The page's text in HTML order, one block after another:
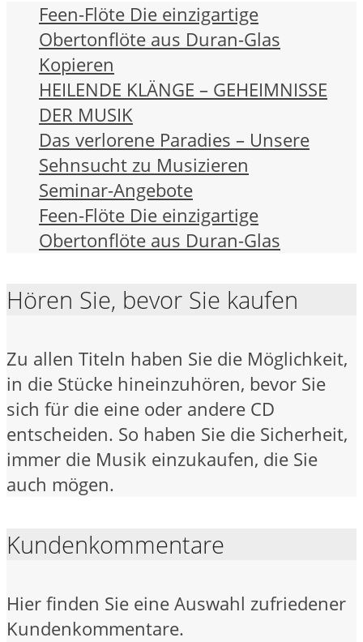
Feen-Flöte Die einzigartige
Obertonflöte aus Duran-Glas
Kopieren
HEILENDE KLÄNGE – GEHEIMNISSE
DER MUSIK
Das verlorene Paradies – Unsere
Sehnsucht zu Musizieren
Seminar-Angebote
Feen-Flöte Die einzigartige
Obertonflöte aus Duran-Glas
Hören Sie, bevor Sie kaufen
Zu allen Titeln haben Sie die Möglichkeit,
in die Stücke hineinzuhören, bevor Sie
sich für die eine oder andere CD
entscheiden. So haben Sie die Sicherheit,
immer die Musik einzukaufen, die Sie
auch mögen.
Kundenkommentare
Hier finden Sie eine Auswahl zufriedener
Kundenkommentare.